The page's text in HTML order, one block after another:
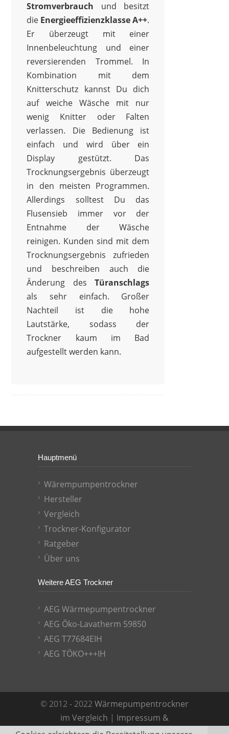
Stromverbrauch und besitzt
die Energieeffizienzklasse A++.
Er überzeugt mit einer
Innenbeleuchtung und einer
reversierenden Trommel. In
Kombination mit dem
Knitterschutz kannst Du dich
auf weiche Wäsche mit nur
wenig Knitter oder Falten
verlassen. Die Bedienung ist
einfach und wird über ein
Display gestützt. Das
Trocknungsergebnis überzeugt
in den meisten Programmen.
Allerdings solltest Du das
Flusensieb immer vor der
Entnahme der Wäsche
reinigen. Kunden sind mit dem
Trocknungsergebnis zufrieden
und beschreiben auch die
Änderung desTüranschlags
als sehr einfach. Großer
Nachteil ist die hohe
Lautstärke, sodass der
Trockner kaum im Bad
aufgestellt werden kann.
Hauptmenü
Wärempumpentrockner
Hersteller
Vergleich
Trockner-Konfigurator
Ratgeber
Über uns
Weitere AEG Trockner
AEG Wärmepumpentrockner
AEG Öko-Lavatherm 59850
AEG T77684EIH
AEG TÖKO+++IH
© 2012 - 2022Wärmepumpentrockner
im
Test
&
| Impressum &
Bildnachweise|Disclaimer|